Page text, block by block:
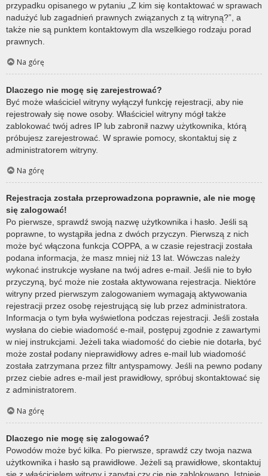
przypadku opisanego w pytaniu „Z kim się kontaktować w sprawach
nadużyć lub zagadnień prawnych związanych z tą witryną?”, a
także nie są punktem kontaktowym dla wszelkiego rodzaju porad
prawnych.
Na górę
Dlaczego nie mogę się zarejestrować?
Być może właściciel witryny wyłączył funkcję rejestracji, aby nie
rejestrowały się nowe osoby. Właściciel witryny mógł także
zablokować twój adres IP lub zabronił nazwy użytkownika, którą
próbujesz zarejestrować. W sprawie pomocy, skontaktuj się z
administratorem witryny.
Na górę
Rejestracja została przeprowadzona poprawnie, ale nie mogę
się zalogować!
Po pierwsze, sprawdź swoją nazwę użytkownika i hasło. Jeśli są
poprawne, to wystąpiła jedna z dwóch przyczyn. Pierwszą z nich
może być włączona funkcja COPPA, a w czasie rejestracji została
podana informacja, że masz mniej niż 13 lat. Wówczas należy
wykonać instrukcje wysłane na twój adres e-mail. Jeśli nie to było
przyczyną, być może nie została aktywowana rejestracja. Niektóre
witryny przed pierwszym zalogowaniem wymagają aktywowania
rejestracji przez osobę rejestrującą się lub przez administratora.
Informacja o tym była wyświetlona podczas rejestracji. Jeśli została
wysłana do ciebie wiadomość e-mail, postępuj zgodnie z zawartymi
w niej instrukcjami. Jeżeli taka wiadomość do ciebie nie dotarła, być
może został podany nieprawidłowy adres e-mail lub wiadomość
została zatrzymana przez filtr antyspamowy. Jeśli na pewno podany
przez ciebie adres e-mail jest prawidłowy, spróbuj skontaktować się
z administratorem.
Na górę
Dlaczego nie mogę się zalogować?
Powodów może być kilka. Po pierwsze, sprawdź czy twoja nazwa
użytkownika i hasło są prawidłowe. Jeżeli są prawidłowe, skontaktuj